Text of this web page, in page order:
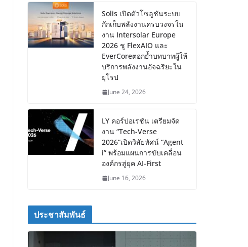
Solis เปิดตัวโซลูชันระบบ
กักเก็บพลังงานครบวงจรใน
งาน Intersolar Europe
2026 ชู FlexAIO และ
EverCoreตอกย้ำบทบาทผู้ให้
บริการพลังงานอัจฉริยะใน
ยุโรป
June 24, 2026
LY คอร์ปอเรชัน เตรียมจัด
งาน “Tech-Verse
2026”เปิดวิสัยทัศน์ “Agent
i” พร้อมแผนการขับเคลื่อน
องค์กรสู่ยุค AI-First
June 16, 2026
ประชาสัมพันธ์